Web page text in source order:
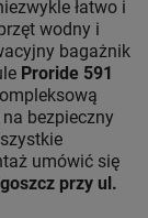
łatwo i
wodny i
bagażnik
Proride 591
bezpieczny
umówić się
przy ul.